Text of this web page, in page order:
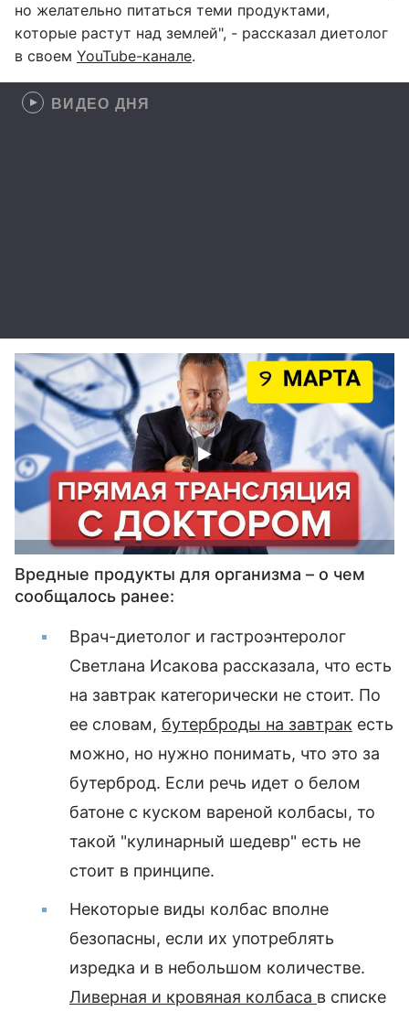
но желательно питаться теми продуктами,
которые растут над землей", - рассказал диетолог
в своем YouTube-канале.
ВИДЕО ДНЯ
Вредные продукты для организма – о чем
сообщалось ранее:
Врач-диетолог и гастроэнтеролог
Светлана Исакова рассказала, что есть
на завтрак категорически не стоит. По
ее словам, бутерброды на завтрак есть
можно, но нужно понимать, что это за
бутерброд. Если речь идет о белом
батоне с куском вареной колбасы, то
такой "кулинарный шедевр" есть не
стоит в принципе.
Некоторые виды колбас вполне
безопасны, если их употреблять
изредка и в небольшом количестве.
Ливерная и кровяная колбаса в списке